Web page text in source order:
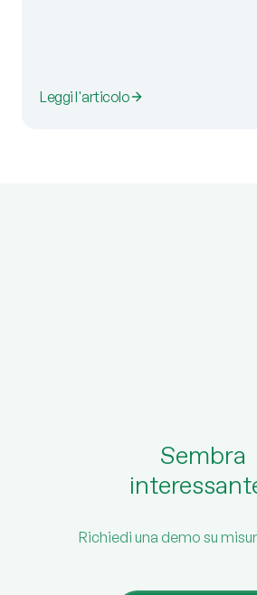
Leggi l'articolo
Sembra
Richiedi una demo su